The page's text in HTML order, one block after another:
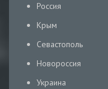
Россия
Крым
Севастополь
Новороссия
Украина